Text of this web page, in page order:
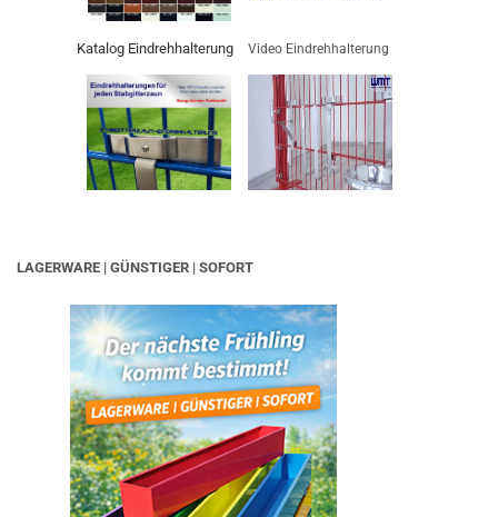
Katalog Eindrehhalterung Video Eindrehhalterung
LAGERWARE | GÜNSTIGER | SOFORT